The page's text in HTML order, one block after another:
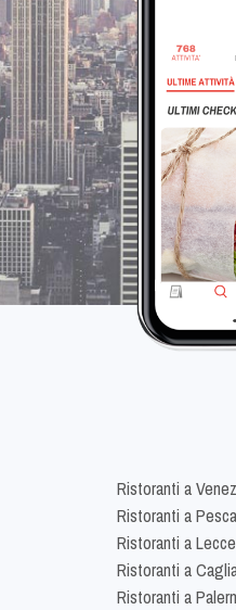
Ristoranti a
Ristoranti a
Ristoranti a Lecce
Ristoranti a
Ristoranti a